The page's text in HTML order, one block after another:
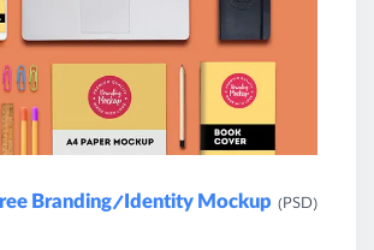
Branding/Identity Mockup (PSD)